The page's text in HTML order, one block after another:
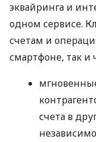
эквайринга и
одном сервисе.
счетам и
смартфоне, так и
счета в